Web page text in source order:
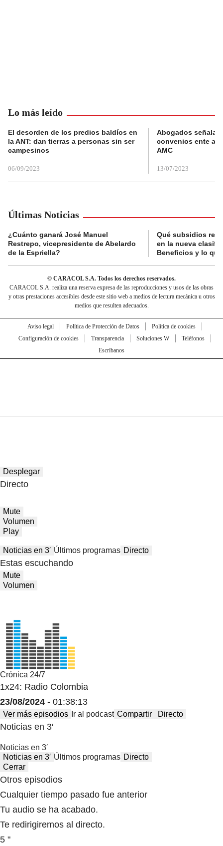
Lo más leído
El desorden de los predios baldíos en
la ANT: dan tierras a personas sin ser
campesinos
06/09/2023
Abogados
convenios ente
AMC
13/07/2023
Últimas Noticias
¿Cuánto ganará José Manuel
Restrepo, vicepresidente de Abelardo
de la Espriella?
Qué subsidios
en la nueva
Beneficios y lo
© CARACOL S.A. Todos los derechos reservados.
CARACOL S.A. realiza una reserva expresa de las reproducciones y usos de las obras
y otras prestaciones accesibles desde este sitio web a medios de lectura mecánica u otros
medios que resulten adecuados.
Aviso legal Política de Protección de Datos
Política de cookies
Configuración de cookies
Transparencia Soluciones W
Teléfonos
Escríbanos
Desplegar
Directo
Mute
Volumen
Play
Noticias en 3′ Últimos programas Directo
Estas escuchando
Mute
Volumen
Crónica 24/7
1x24: Radio Colombia
23/08/2024 - 01:38:13
Ver más episodios Ir al podcast Compartir Directo
Noticias en 3′
Noticias en 3′
Noticias en 3′ Últimos programas Directo
Cerrar
Otros episodios
Cualquier tiempo pasado fue anterior
Tu audio se ha acabado.
Te redirigiremos al directo.
5 "